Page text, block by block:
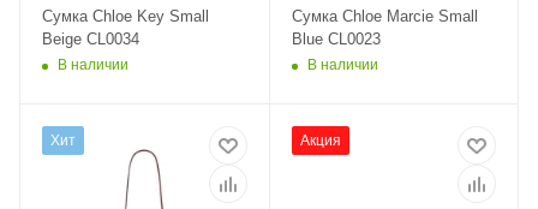
Сумка Chloe Key Small
Beige CL0034
В наличии
Сумка Chloe Marcie Small
Blue CL0023
В наличии
Хит Акция